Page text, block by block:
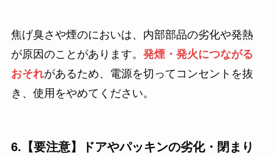
焦げ臭さや煙のにおいは、内部部品の劣化や発熱
が原因のことがあります。 発煙・発火につながる
おそれがあるため、電源を切ってコンセントを抜
き、使用をやめてください。
6.【要注意】ドアやパッキンの劣化・閉まり